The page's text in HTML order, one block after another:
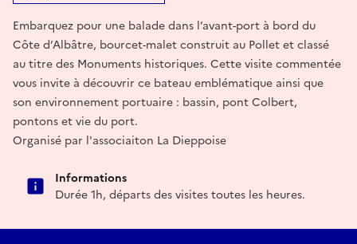
Embarquez pour une balade dans l’avant-port à bord du
Côte d’Albâtre, bourcet-malet construit au Pollet et classé
au titre des Monuments historiques. Cette visite commentée
vous invite à découvrir ce bateau emblématique ainsi que
son environnement portuaire : bassin, pont Colbert,
pontons et vie du port.
Organisé par l'associaiton La Dieppoise
Informations
Durée 1h, départs des visites toutes les heures.